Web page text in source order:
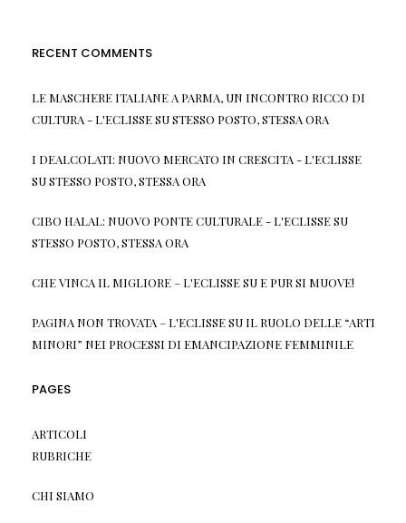
RECENT COMMENTS
LE MASCHERE ITALIANE A PARMA, UN INCONTRO RICCO DI
CULTURA - L'ECLISSESUSTESSO POSTO, STESSA ORA
I DEALCOLATI: NUOVO MERCATO IN CRESCITA - L'ECLISSE
SUSTESSO POSTO, STESSA ORA
CIBO HALAL: NUOVO PONTE CULTURALE - L'ECLISSESU
STESSO POSTO, STESSA ORA
CHE VINCA IL MIGLIORE – L'ECLISSESU E PUR SI MUOVE!
PAGINA NON TROVATA – L'ECLISSESU IL RUOLO DELLE “ARTI
MINORI” NEI PROCESSI DI EMANCIPAZIONE FEMMINILE
PAGES
ARTICOLI
RUBRICHE
CHI SIAMO